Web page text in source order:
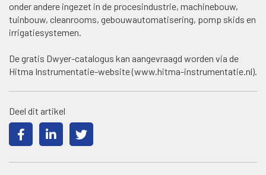
onder andere ingezet in de procesindustrie, machinebouw,
tuinbouw, cleanrooms, gebouwautomatisering, pomp skids en
irrigatiesystemen.
De gratis Dwyer-catalogus kan aangevraagd worden via de
Hitma Instrumentatie-website (www.hitma-instrumentatie.nl).
Deel dit artikel